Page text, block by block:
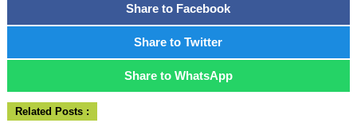
Share to Facebook
Share to Twitter
Share to WhatsApp
Related Posts :